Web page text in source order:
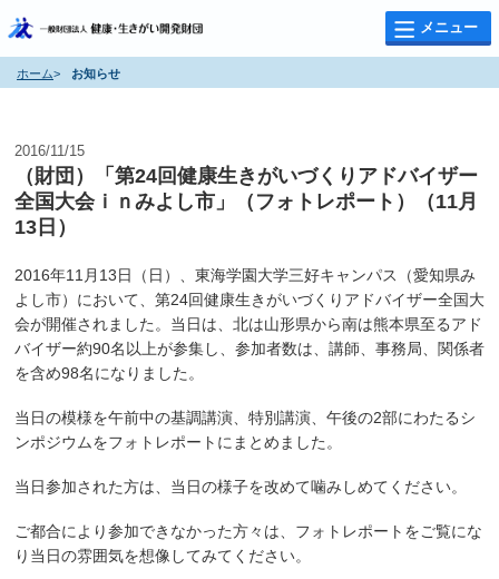
メニュー
ホーム> お知らせ
2016/11/15
（財団）「第24回健康生きがいづくりアドバイザー
全国大会ｉｎみよし市」（フォトレポート）（11月
13日）
2016年11月13日（日）、東海学園大学三好キャンパス（愛知県み
よし市）において、第24回健康生きがいづくりアドバイザー全国大
会が開催されました。当日は、北は山形県から南は熊本県至るアド
バイザー約90名以上が参集し、参加者数は、講師、事務局、関係者
を含め98名になりました。
当日の模様を午前中の基調講演、特別講演、午後の2部にわたるシ
ンポジウムをフォトレポートにまとめました。
当日参加された方は、当日の様子を改めて噛みしめてください。
ご都合により参加できなかった方々は、フォトレポートをご覧にな
り当日の雰囲気を想像してみてください。